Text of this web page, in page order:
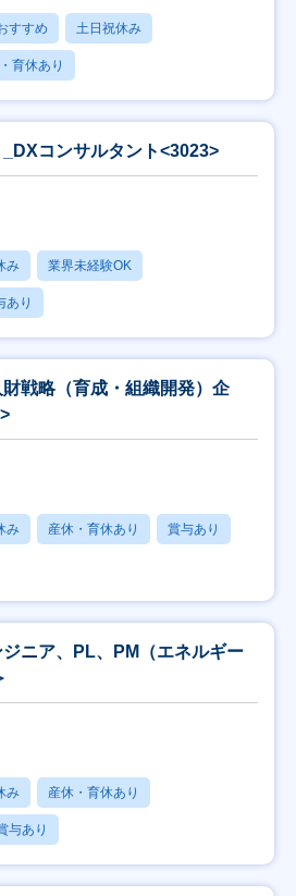
すすめ 土日祝休み
育休あり
_DXコンサルタント<3023>
み 業界未経験OK
あり
財戦略（育成・組織開発）企
み 産休・育休あり 賞与あり
ジニア、PL、PM（エネルギー
み 産休・育休あり
与あり